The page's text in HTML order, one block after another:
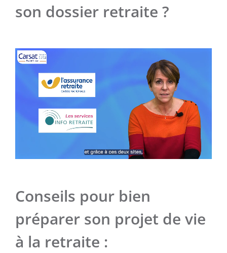
son dossier retraite ?
Conseils pour bien
préparer son projet de vie
à la retraite :